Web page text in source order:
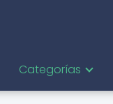
Categorías